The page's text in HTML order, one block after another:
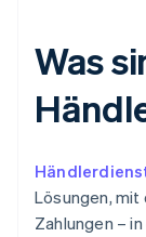
Was
Lösungen,
Zahlungen –